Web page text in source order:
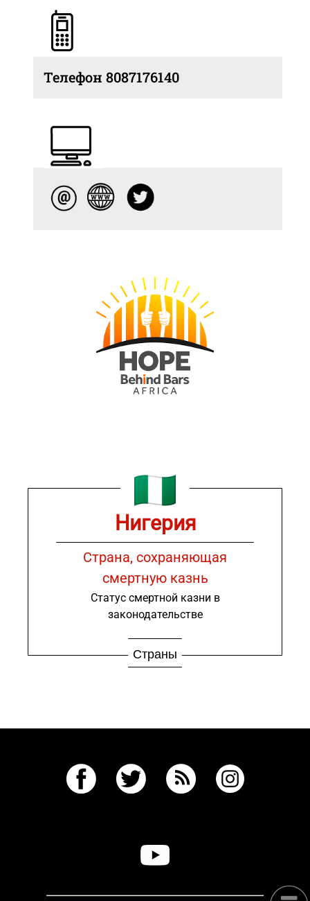
Телефон 8087176140
Нигерия
Страна, сохраняющая
смертную казнь
Статус смертной казни в
законодательстве
Страны